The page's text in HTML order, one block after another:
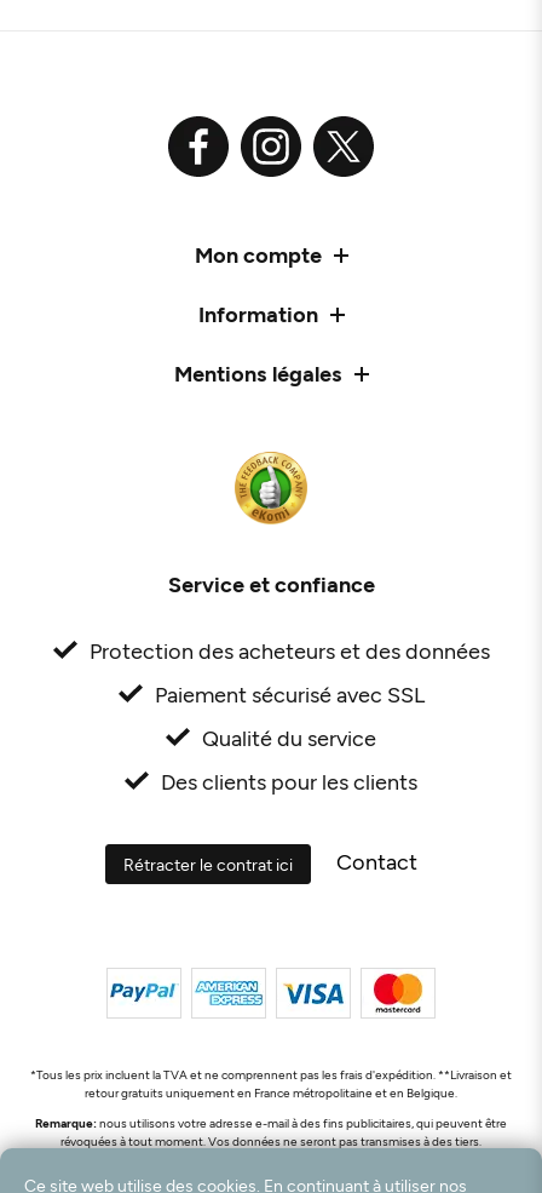
Mon compte
Information
Mentions légales
Service et confiance
Protection des acheteurs et des données
Paiement sécurisé avec SSL
Qualité du service
Des clients pour les clients
Rétracter le contrat ici Contact
*Tous les prix incluent la TVA et ne comprennent pas les frais d'expédition. **Livraison et
retour gratuits uniquement en France métropolitaine et en Belgique.
Remarque:nous utilisons votre adresse e-mail à des fins publicitaires, qui peuvent être
révoquées à tout moment. Vos données ne seront pas transmises à des tiers.
createyourtemplate
Ce site web utilise des cookies. En continuant à utiliser nos